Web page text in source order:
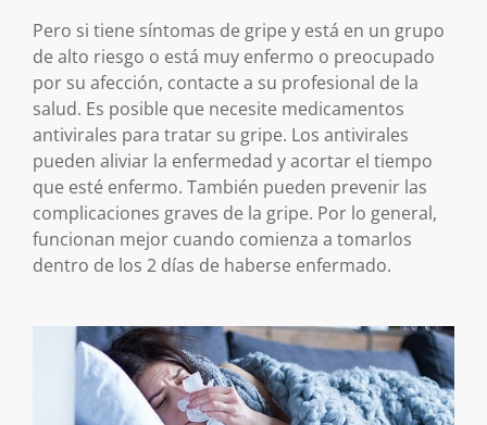
Pero si tiene síntomas de gripe y está en un grupo
de alto riesgo o está muy enfermo o preocupado
por su afección, contacte a su profesional de la
salud. Es posible que necesite medicamentos
antivirales para tratar su gripe. Los antivirales
pueden aliviar la enfermedad y acortar el tiempo
que esté enfermo. También pueden prevenir las
complicaciones graves de la gripe. Por lo general,
funcionan mejor cuando comienza a tomarlos
dentro de los 2 días de haberse enfermado.